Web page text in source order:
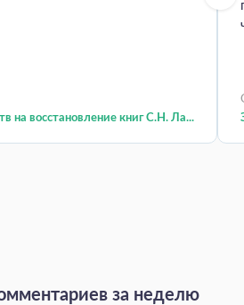
на восстановление книг С.Н. Ла...
за неделю